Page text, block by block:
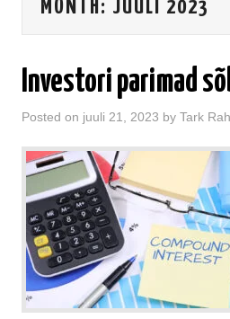
MONTH: JUULI 2023
Investori parimad
Posted on juuli 21, 2023 by Tark